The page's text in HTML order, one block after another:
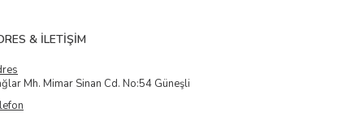
& İLETIŞIM
Mh. Mimar Sinan Cd. No:54 Güneşli